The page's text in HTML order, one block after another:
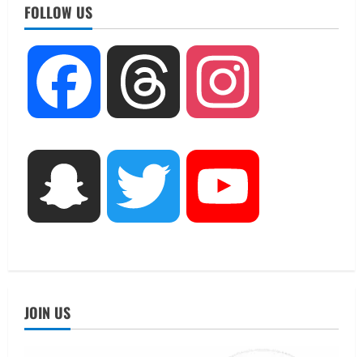
FOLLOW US
Facebook Threads
Snapchat Twitter
JOIN US
August 6, 2026
UTTARAKHAND NEWS
मिस उत्तराखंड 2026 के सब-कॉन्टेस्ट ‘मिस
ब्यूटीफुल आइज़’ एवं ‘मिस ब्यूटीफुल हेयर’ का
August 5, 2026
UTTARAKHAND NEWS
एमआईटी वर्ल्ड पीस यूनिवर्सिटी और जर्मनी के
बीएसबीआई के बीच समझौता; भारतीय छात्रों